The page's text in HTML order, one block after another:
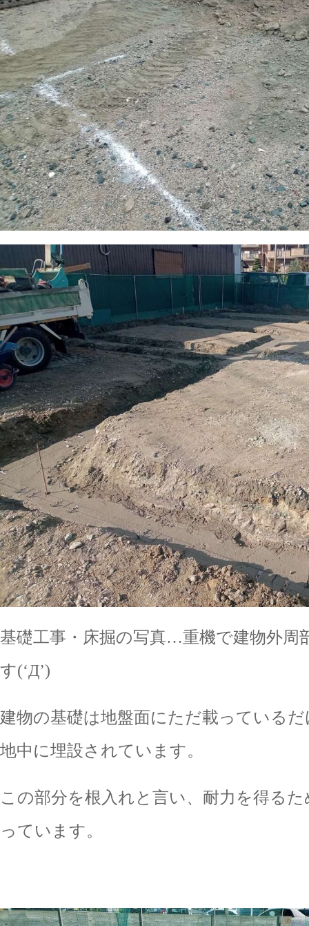
基礎工事・床掘の写真…重機で建物外周
す(‘Д’)
建物の基礎は地盤面にただ載っている
地中に埋設されています。
この部分を根入れと言い、耐力を得る
っています。